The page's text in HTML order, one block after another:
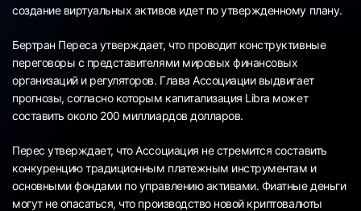
создание виртуальных активов идет по утвержденному плану.
Бертран Переса утверждает, что проводит конструктивные
переговоры с представителями мировых финансовых
организаций и регуляторов. Глава Ассоциации выдвигает
прогнозы, согласно которым капитализация Libra может
составить около 200 миллиардов долларов.
Перес утверждает, что Ассоциация не стремится составить
конкуренцию традиционным платежным инструментам и
основными фондами по управлению активами. Фиатные деньги
могут не опасаться, что производство новой криптовалюты